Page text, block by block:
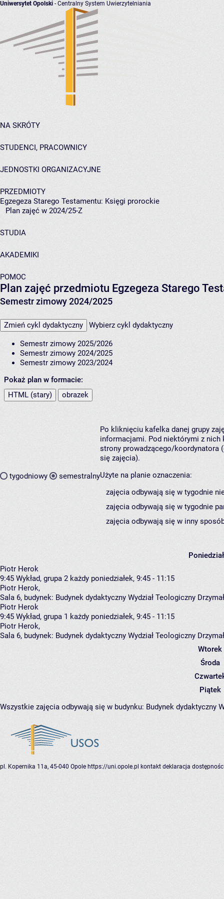
Uniwersytet Opolski - Centralny System Uwierzytelniania
NA SKRÓTY
STUDENCI, PRACOWNICY
JEDNOSTKI ORGANIZACYJNE
PRZEDMIOTY
Egzegeza Starego Testamentu: Księgi prorockie
Plan zajęć w 2024/25-Z
STUDIA
AKADEMIKI
POMOC
Plan zajęć przedmiotu Egzegeza Starego
Semestr zimowy 2024/2025
Zmień cykl dydaktyczny Wybierz cykl dydaktyczny
Semestr zimowy 2025/2026
Semestr zimowy 2024/2025
Semestr zimowy 2023/2024
Pokaż plan w formacie:
HTML (stary)
obrazek
tygodniowy semestralny
Po kliknięciu kafelka danej grupy
informacjami. Pod niektórymi z nich
strony prowadzącego/koordynatora
się zajęcia).
Użyte na planie oznaczenia:
zajęcia odbywają się w tygodnie
zajęcia odbywają się w tygodnie
zajęcia odbywają się w inny
Piotr Herok
9:45 Wykład, grupa 2 każdy poniedziałek, 9:45 - 11:15
Piotr Herok,
Sala 6, budynek: Budynek dydaktyczny Wydział Teologiczny
Piotr Herok
9:45 Wykład, grupa 1 każdy poniedziałek, 9:45 - 11:15
Piotr Herok,
Sala 6, budynek: Budynek dydaktyczny Wydział Teologiczny
Wtorek
Środa
Piątek
Wszystkie zajęcia odbywają się w budynku: Budynek dydaktyczny
pl. Kopernika 11a, 45-040 Opole https://uni.opole.pl kontakt deklaracja